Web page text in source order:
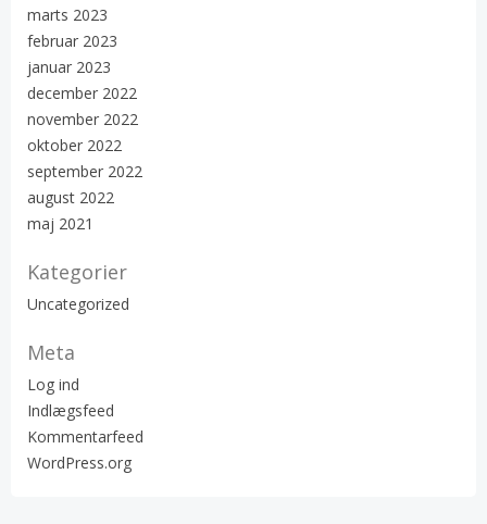
marts 2023
februar 2023
januar 2023
december 2022
november 2022
oktober 2022
september 2022
august 2022
maj 2021
Kategorier
Uncategorized
Meta
Log ind
Indlægsfeed
Kommentarfeed
WordPress.org